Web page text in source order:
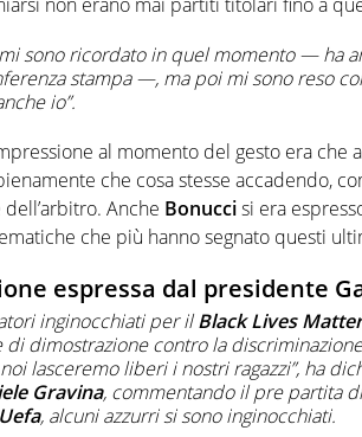
sono ricordato in quel momento — ha
stampa —, ma poi mi sono reso
io”.
al momento del gesto era che
che cosa stesse accadendo,
Anche Bonuccisi era
che più hanno segnato questi
espressa dal presidente
inginocchiati per ilBlack Lives Matter
di dimostrazione contro la
lasceremo liberi i nostri ragazzi”, ha
Gravina, commentando il pre partita
Uefa, alcuni azzurri si sono inginocchiati.